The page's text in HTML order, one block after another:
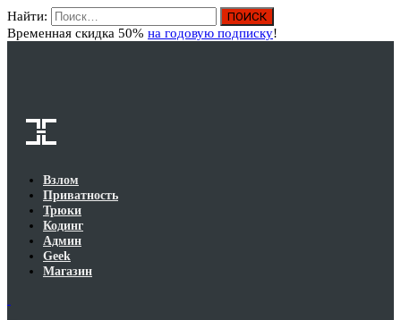
Найти:
Временная скидка 50% на годовую подписку!
Взлом
Приватность
Трюки
Кодинг
Админ
Geek
Магазин